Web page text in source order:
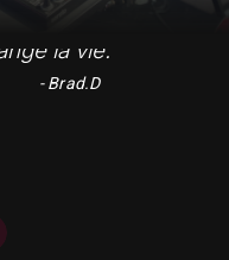
la vie."
- Brad.D